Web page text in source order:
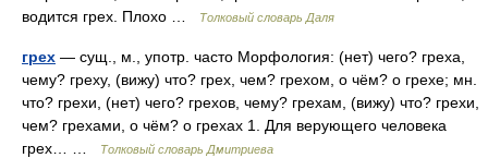
водится грех. Плохо …
Толковый словарь Даля
грех — сущ., м., употр. часто Морфология: (нет) чего? греха,
чему? греху, (вижу) что? грех, чем? грехом, о чём? о грехе; мн.
что? грехи, (нет) чего? грехов, чему? грехам, (вижу) что? грехи,
чем? грехами, о чём? о грехах 1. Для верующего человека
грех… …
Толковый словарь Дмитриева